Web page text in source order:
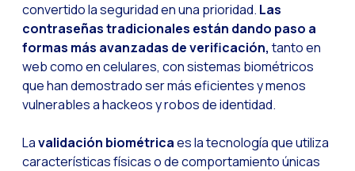
La revolución de la
WhatsApp
Recarting: La
Inteligencia
OneFriday
convertido la seguridad en una prioridad. Las
contraseñas tradicionales están dando paso a
formas más avanzadas de verificación,tanto en
web como en celulares, con sistemas biométricos
que han demostrado ser más eficientes y menos
vulnerables a hackeos y robos de identidad.
Lavalidación biométricaes la tecnología que utiliza
características físicas o de comportamiento únicas